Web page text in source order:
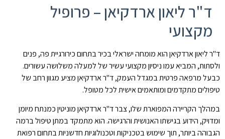
ד"ר ליאון ארדקיאן – פרופיל
מקצועי
ד"ר ליאון ארדקיאן הוא מומחה ישראלי בכיר בתחום כירורגיית פה, פנים
ולסתות, המביא עמו ניסיון מקצועי עשיר של למעלה משלושה עשורים.
כבעל מרפאה פרטית במגדל העמק, ד"ר ארדקיאן מציע מגוון רחב של
טיפולים מתקדמים ומותאמים אישית לכל מטופל.
במהלך הקריירה המפוארת שלו, צבר ד"ר ארדקיאן מוניטין כמנתח מיומן
ומדויק, הידוע בגישתו האנושית והרגישה. הוא מתמקד במתן טיפול ברמה
הגבוהה ביותר, תוך שימוש בטכניקות וטכנולוגיות חדשניות בתחום רפואת